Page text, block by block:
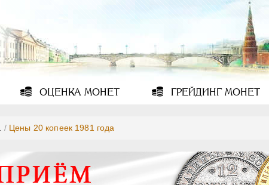
ОЦЕНКА МОНЕТ ГРЕЙДИНГМОНЕТ
/ Цены 20 копеек 1981 года